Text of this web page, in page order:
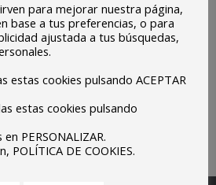
para mejorar nuestra página,
base a tus preferencias, o para
ajustada a tus búsquedas,
estas cookies pulsando ACEPTAR
estas cookies pulsando
PERSONALIZAR.
POLÍTICA DE COOKIES.